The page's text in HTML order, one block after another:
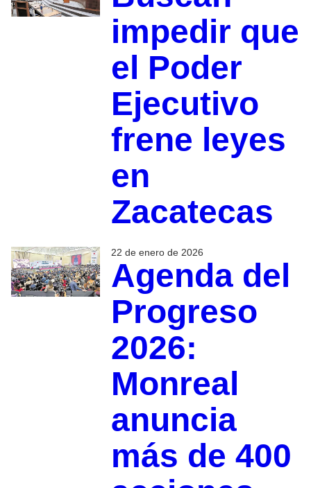
impedir que
el Poder
Ejecutivo
frene leyes
en
Zacatecas
22 de enero de 2026
Agenda del
Progreso
2026:
Monreal
anuncia
más de 400